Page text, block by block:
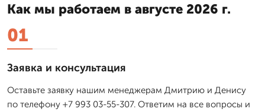
Как мы работаем в августе 2026 г.
01
Заявка и консультация
Оставьте заявку нашим менеджерам Дмитрию и Денису
по телефону +7 993 03-55-307. Ответим на все вопросы и